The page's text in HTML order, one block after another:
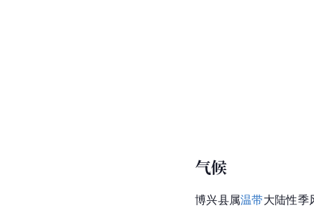
气候
博兴县属温带大陆性